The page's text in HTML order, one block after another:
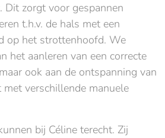
Dit zorgt voor gespannen
t.h.v. de hals met een
op het strottenhoofd. We
het aanleren van een correcte
ook aan de ontspanning van
verschillende manuele
bij Céline terecht. Zij